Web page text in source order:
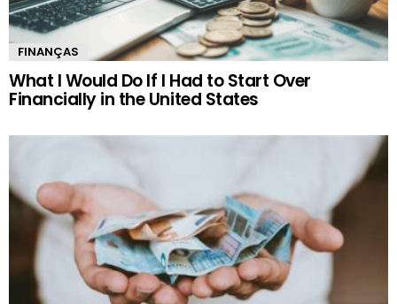
FINANÇAS
What I Would Do If I Had to Start Over
Financially in the United States